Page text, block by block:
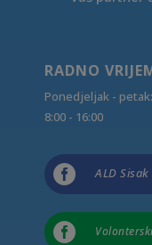
RADNO
Ponedjeljak - petak:
8:00 - 16:00
 ALD Sisak
